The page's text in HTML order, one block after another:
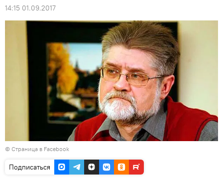
14:15 01.09.2017
© Страница в Facebook
Подписаться